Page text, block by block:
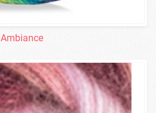
Ambiance